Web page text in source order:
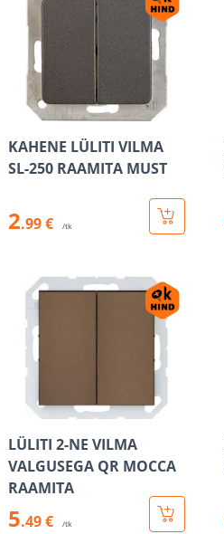
KAHENE LÜLITI VILMA
SL-250 RAAMITA MUST
2.99 € /tk
LÜLITI 2-NE VILMA
VALGUSEGA QR MOCCA
RAAMITA
5.49 € /tk